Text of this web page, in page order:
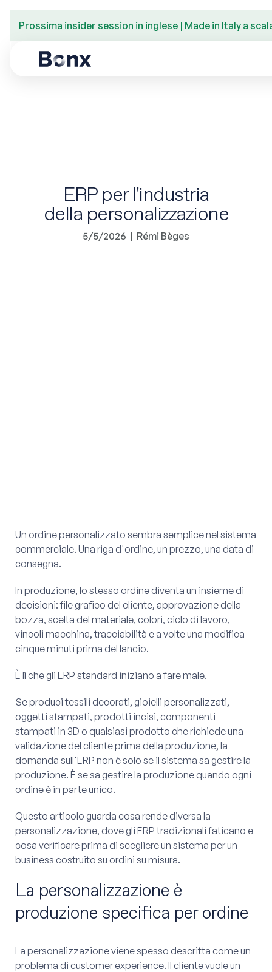
Prossima insider session in inglese | Made in Italy a
ERP per l'industria
della personalizzazione
5/5/2026 | Rémi Bèges
Un ordine personalizzato sembra semplice nel sistema
commerciale. Una riga d'ordine, un prezzo, una data di
consegna.
In produzione, lo stesso ordine diventa un insieme di
decisioni: file grafico del cliente, approvazione della
bozza, scelta del materiale, colori, ciclo di lavoro,
vincoli macchina, tracciabilità e a volte una modifica
cinque minuti prima del lancio.
È lì che gli ERP standard iniziano a fare male.
Se produci tessili decorati, gioielli personalizzati,
oggetti stampati, prodotti incisi, componenti
stampati in 3D o qualsiasi prodotto che richiede una
validazione del cliente prima della produzione, la
domanda sull'ERP non è solo se il sistema sa gestire la
produzione. È se sa gestire la produzione quando ogni
ordine è in parte unico.
Questo articolo guarda cosa rende diversa la
personalizzazione, dove gli ERP tradizionali faticano e
cosa verificare prima di scegliere un sistema per un
business costruito su ordini su misura.
La personalizzazione è
produzione specifica per ordine
La personalizzazione viene spesso descritta come un
problema di customer experience. Il cliente vuole un